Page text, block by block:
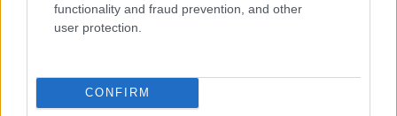
functionality and fraud prevention, and other
user protection.
CONFIRM
Legolvasottabb
Megdöbbentő fotók a néptelen fővárosról